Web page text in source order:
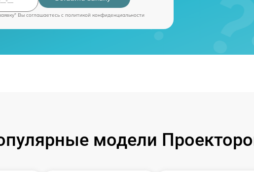
Вы соглашаетесь c политикой конфиденциальности
модели